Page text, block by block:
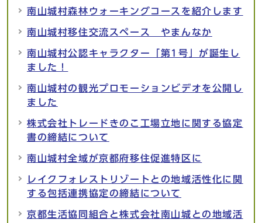
南山城村森林ウォーキングコースを紹介します
南山城村移住交流スペース やまんなか
南山城村公認キャラクター「第1号」が誕生し
ました！
南山城村の観光プロモーションビデオを公開し
ました
株式会社トレードきのこ工場立地に関する協定
書の締結について
南山城村全域が京都府移住促進特区に
レイクフォレストリゾートとの地域活性化に関
する包括連携協定の締結について
京都生活協同組合と株式会社南山城との地域活